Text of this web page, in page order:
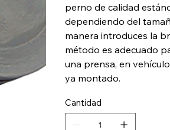
perno de calidad
dependiendo del
manera introduces la
método es adecuado
una prensa, en
ya montado.
Cantidad